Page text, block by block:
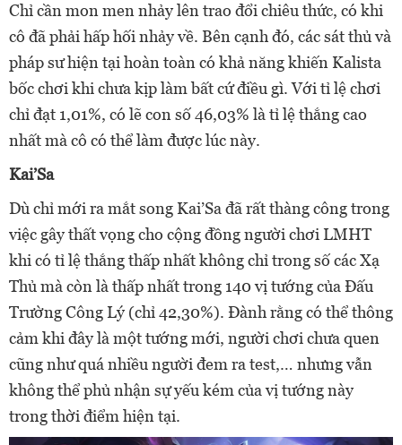
Chỉ cần mon men nhảy lên trao đổi chiêu thức, có khi
cô đã phải hấp hối nhảy về. Bên cạnh đó, các sát thủ và
pháp sư hiện tại hoàn toàn có khả năng khiến Kalista
bốc chơi khi chưa kịp làm bất cứ điều gì. Với tỉ lệ chơi
chỉ đạt 1,01%, có lẽ con số 46,03% là tỉ lệ thắng cao
nhất mà cô có thể làm được lúc này.
Kai’Sa
Dù chỉ mới ra mắt song Kai’Sa đã rất thàng công trong
việc gây thất vọng cho cộng đồng người chơi LMHT
khi có tỉ lệ thắng thấp nhất không chỉ trong số các Xạ
Thủ mà còn là thấp nhất trong 140 vị tướng của Đấu
Trường Công Lý (chỉ 42,30%). Đành rằng có thể thông
cảm khi đây là một tướng mới, người chơi chưa quen
cũng như quá nhiều người đem ra test,… nhưng vẫn
không thể phủ nhận sự yếu kém của vị tướng này
trong thời điểm hiện tại.